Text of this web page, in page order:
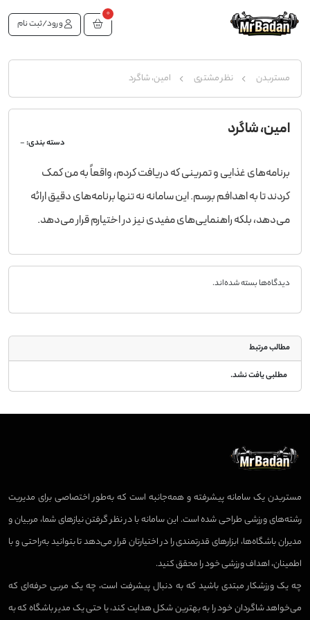
0
ورود/ثبت نام
مستربدن نظر مشتری امین، شاگرد
امین، شاگرد
دسته بندی:-
برنامه‌های غذایی و تمرینی که دریافت کردم، واقعاً به من کمک
کردند تا به اهدافم برسم. این سامانه نه تنها برنامه‌های دقیق ارائه
می‌دهد، بلکه راهنمایی‌های مفیدی نیز در اختیارم قرار می‌دهد.
دیدگاه‌ها بسته شده‌اند.
مطالب مرتبط
مطلبی یافت نشد.
مستربدن یک سامانه پیشرفته و همه‌جانبه است که به‌طور اختصاصی برای مدیریت
رشته‌های ورزشی طراحی شده است. این سامانه با در نظر گرفتن نیازهای شما، مربیان و
مدیران باشگاه‌ها، ابزارهای قدرتمندی را در اختیارتان قرار می‌دهد تا بتوانید به‌راحتی و با
اطمینان، اهداف ورزشی خود را محقق کنید.
چه یک ورزشکار مبتدی باشید که به دنبال پیشرفت است، چه یک مربی حرفه‌ای که
می‌خواهد شاگردان خود را به بهترین شکل هدایت کند، یا حتی یک مدیر باشگاه که به